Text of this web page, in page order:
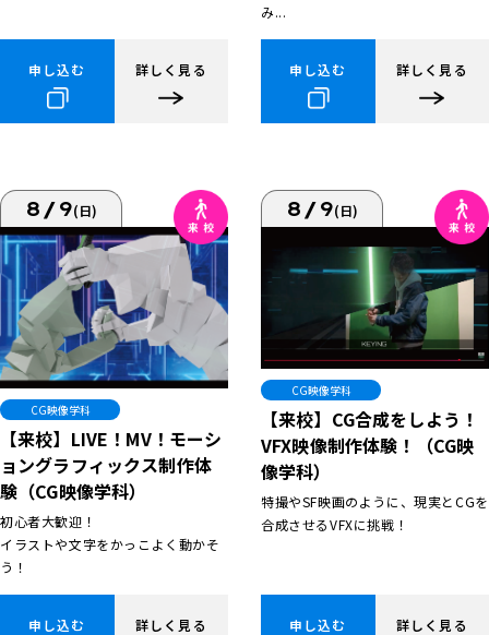
申し込む 詳しく見る
み...
申し込む 詳しく見る
8/9(日)
CG映像学科
【来校】LIVE！MV！モーシ
ョングラフィックス制作体
験（CG映像学科）
初心者大歓迎！
イラストや文字をかっこよく動かそ
う！
申し込む 詳しく見る
8/9(日)
CG映像学科
【来校】CG合成をしよう！
VFX映像制作体験！（CG映
像学科）
特撮やSF映画のように、現実とCGを
合成させるVFXに挑戦！
申し込む 詳しく見る